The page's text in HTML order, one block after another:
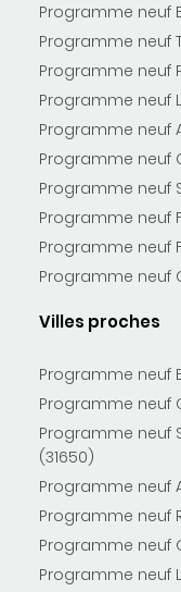
Programme neuf
Programme neuf
Programme neuf
Programme neuf
Programme neuf
Programme neuf
Programme neuf
Programme neuf
Programme neuf
Programme neuf
Villes proches
Programme neuf
Programme neuf
Programme neuf
(31650)
Programme neuf
Programme neuf
Programme neuf
Programme neuf